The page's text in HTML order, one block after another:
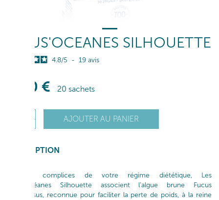
INFUS'OCEANES SILHOUETTE
4.8/5 - 19 avis
,00 € 20 sachets
AJOUTER AU PANIER
DESCRIPTION
Parfaites complices de votre régime diététique, Les
Infus’Océanes Silhouette associent l’algue brune Fucus
vesiculosus, reconnue pour faciliter la perte de poids, à la reine